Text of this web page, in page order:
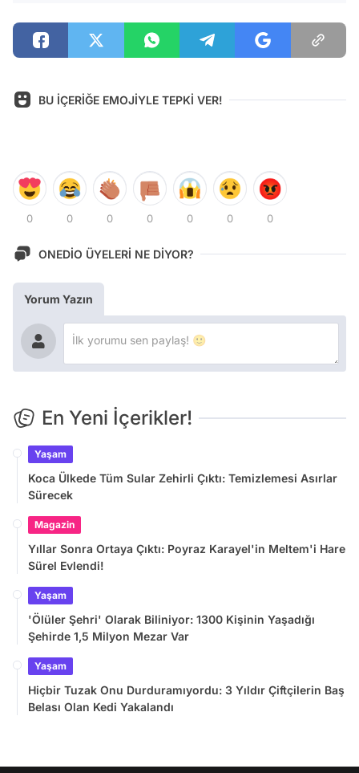
BU İÇERİĞE EMOJİYLE TEPKİ VER!
0 0 0 0 0 0 0
ONEDİO ÜYELERİ NE DİYOR?
Yorum Yazın
En Yeni İçerikler!
Yaşam
Koca Ülkede Tüm Sular Zehirli Çıktı: Temizlemesi Asırlar
Sürecek
Magazin
Yıllar Sonra Ortaya Çıktı: Poyraz Karayel'in Meltem'i Hare
Sürel Evlendi!
Yaşam
'Ölüler Şehri' Olarak Biliniyor: 1300 Kişinin Yaşadığı
Şehirde 1,5 Milyon Mezar Var
Yaşam
Hiçbir Tuzak Onu Durduramıyordu: 3 Yıldır Çiftçilerin Baş
Belası Olan Kedi Yakalandı